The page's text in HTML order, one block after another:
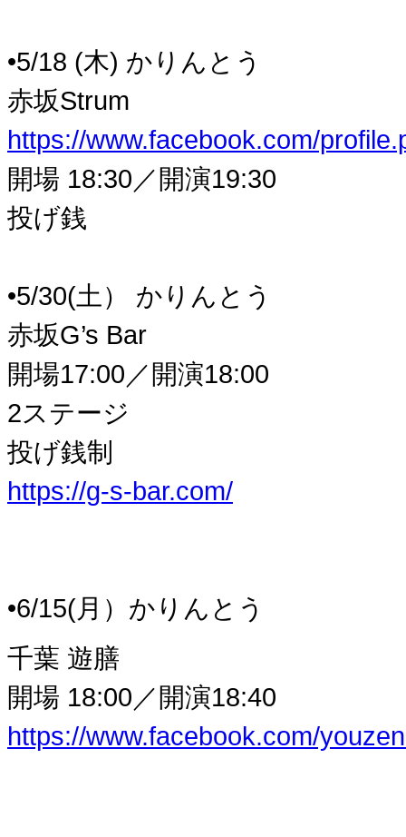
•5/18 (木) かりんとう
赤坂Strum
https://www.facebook.com/
開場 18:30／開演19:30
投げ銭
•5/30(土） かりんとう
赤坂G’s Bar
開場17:00／開演18:00
2ステージ
投げ銭制
https://g-s-bar.com/
•6/15(月）かりんとう
千葉 遊膳
開場 18:00／開演18:40
https://www.facebook.com/